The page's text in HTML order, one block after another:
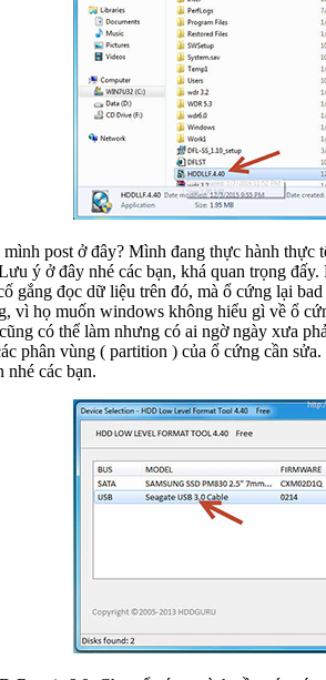
post ở đây? Mình đang thực hành
ý ở đây nhé các bạn, khá quan trọng
gắng đọc dữ liệu trên đó, mà ổ cứng lại
vì họ muốn windows không hiểu gì về ổ
có thể làm nhưng có ai ngờ ngày xưa
phân vùng ( partition ) của ổ cứng cần
nhé các bạn.